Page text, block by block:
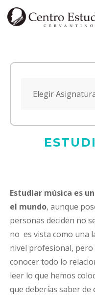
Saltar
Estudiar música es
el mundo, aunque
personas deciden no
no es vista como una
nivel profesional,
conocer todo lo
leer lo que hemos
que deberías saber de